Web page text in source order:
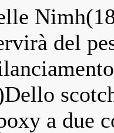
del
a due